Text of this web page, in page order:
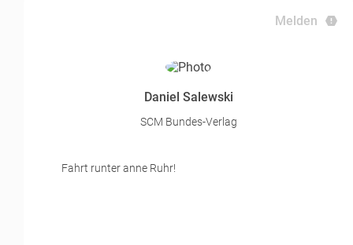
Melden
Daniel Salewski
SCM Bundes-Verlag
Fahrt runter anne Ruhr!